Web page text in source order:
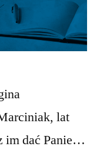
lat
im dać Panie…